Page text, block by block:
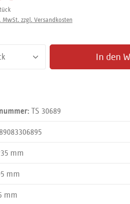
MwSt. zzgl. Versandkosten
Anzahl: Gib den In den
TS 30689
mm
mm
mm